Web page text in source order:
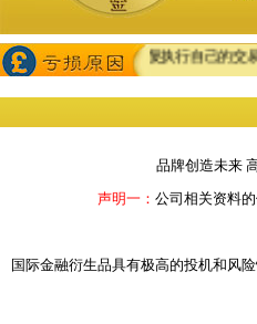
能坚持重复执行自己的交易
品牌创造未来
声明一： 公司相关资料
国际金融衍生品具有极高的投机和风